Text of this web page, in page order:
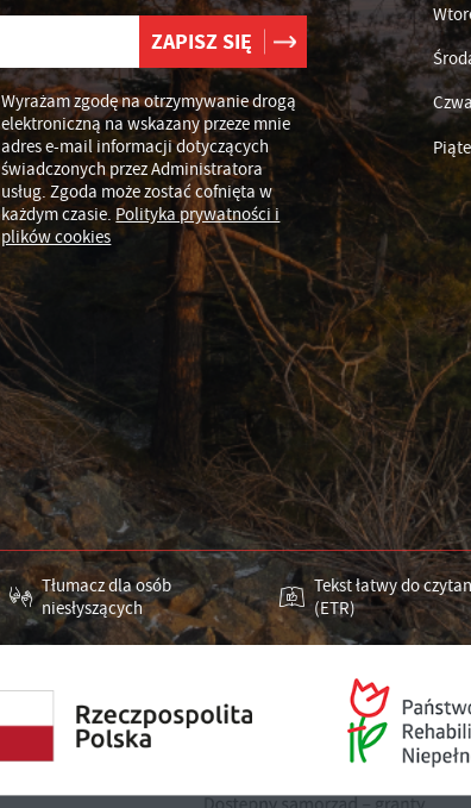
Wyrażam zgodę na otrzymywanie drogą
elektroniczną na wskazany przeze mnie
adres e-mail informacji dotyczących
świadczonych przez Administratora
usług. Zgoda może zostać cofnięta w
każdym czasie.Polityka prywatności i
plików cookies
Tłumacz dla osób
niesłyszących
Tekst łatwy do
(ETR)